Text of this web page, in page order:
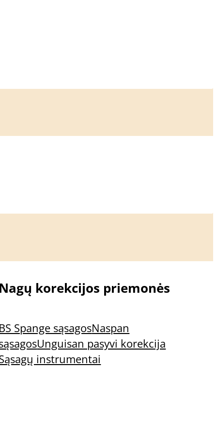
Nagų korekcijos priemonės
BS Spange sąsagosNaspan
Unguisan pasyvi korekcija
instrumentai